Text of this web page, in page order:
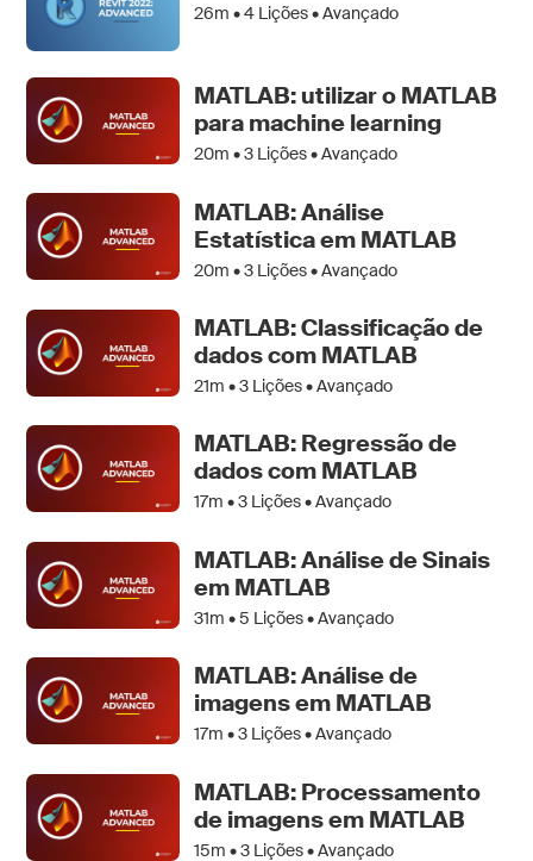
26m •4 Lições • Avançado
MATLAB: utilizar o MATLAB
para machine learning
20m •3 Lições • Avançado
MATLAB: Análise
Estatística em MATLAB
20m •3 Lições • Avançado
MATLAB: Classificação de
dados com MATLAB
21m •3 Lições • Avançado
MATLAB: Regressão de
dados com MATLAB
17m •3 Lições • Avançado
MATLAB: Análise de Sinais
em MATLAB
31m •5 Lições • Avançado
MATLAB: Análise de
imagens em MATLAB
17m •3 Lições • Avançado
MATLAB: Processamento
de imagens em MATLAB
15m •3 Lições • Avançado